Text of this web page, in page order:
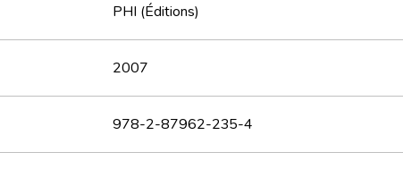
PHI (Éditions)
2007
978-2-87962-235-4